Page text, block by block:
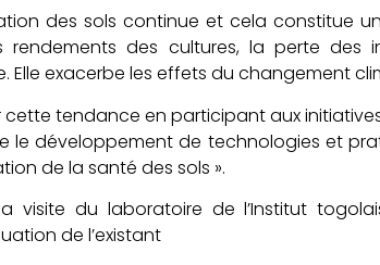
des sols continue et cela constitue
rendements des cultures, la perte des
Elle exacerbe les effets du changement
cette tendance en participant aux
le développement de technologies et
de la santé des sols ».
du laboratoire de l’Institut
de l’existant